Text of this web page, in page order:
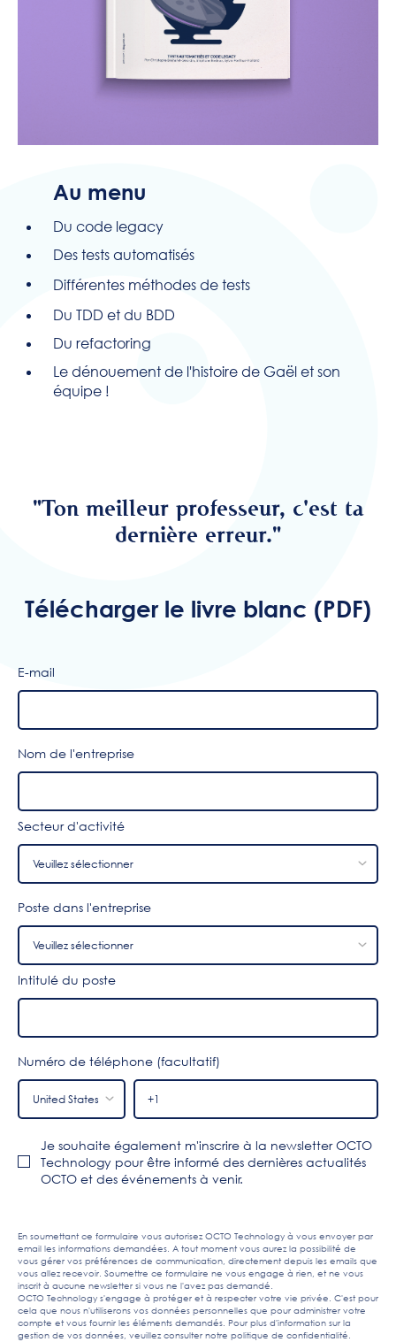
Au menu
Du code legacy
Des tests automatisés
Différentes méthodes de tests
Du TDD et du BDD
Du refactoring
Le dénouement de l'histoire de Gaël et son
équipe !
"Ton meilleur professeur, c'est ta
dernière erreur."
Télécharger le livre blanc (PDF)
E-mail
Nom de l'entreprise
Secteur d'activité
Poste dans l'entreprise
Intitulé du poste
Numéro de téléphone (facultatif)
Je souhaite également m'inscrire à la newsletter OCTO
Technology pour être informé des dernières actualités
OCTO et des événements à venir.
En soumettant ce formulaire vous autorisez OCTO Technology à vous envoyer par
email les informations demandées. A tout moment vous aurez la possibilité de
vous gérer vos préférences de communication, directement depuis les emails que
vous allez recevoir. Soumettre ce formulaire ne vous engage à rien, et ne vous
inscrit à aucune newsletter si vous ne l'avez pas demandé.
OCTO Technology s'engage à protéger et à respecter votre vie privée. C'est pour
cela que nous n'utiliserons vos données personnelles que pour administrer votre
compte et vous fournir les éléments demandés. Pour plus d'information sur la
gestion de vos données, veuillez consulter notre politique de confidentialité.